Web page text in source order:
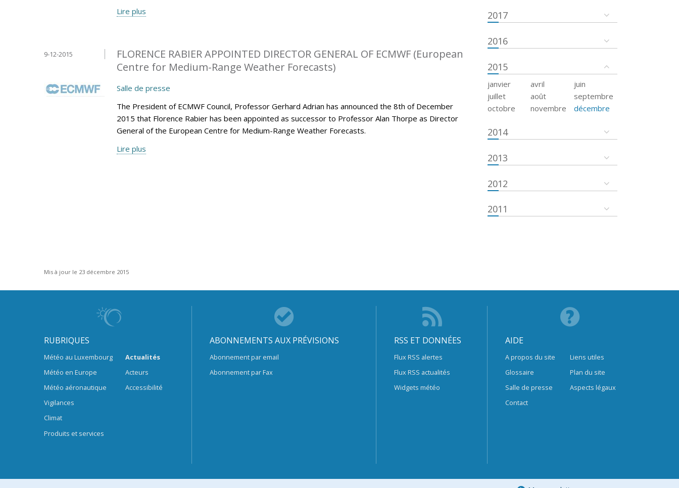
Lire plus
FLORENCE RABIER APPOINTED DIRECTOR GENERAL OF ECMWF (European
Centre for Medium-Range Weather Forecasts)
9-12-2015
Salle de presse
The President of ECMWF Council, Professor Gerhard Adrian has announced the 8th of December
2015 that Florence Rabier has been appointed as successor to Professor Alan Thorpe as Director
General of the European Centre for Medium-Range Weather Forecasts.
Lire plus
2017
2016
2015
janvier avril
juin
juillet
août
septembre
octobre
novembre décembre
2014
2013
2012
2011
Mis à jour le 23 décembre 2015
RUBRIQUES
Météo au Luxembourg
Météo en Europe
Météo aéronautique
Vigilances
Climat
Produits et services
Actualités
Acteurs
Accessibilité
ABONNEMENTS AUX PRÉVISIONS
Abonnement par email
Abonnement par Fax
RSS ET DONNÉES
Flux RSS alertes
Flux RSS actualités
Widgets météo
AIDE
A propos du site
Glossaire
Salle de presse
Contact
Liens utiles
Plan du site
Aspects légaux